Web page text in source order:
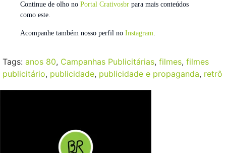
Continue de olho no Portal Crativosbr para mais conteúdos
como este.
Acompanhe também nosso perfil no Instagram
Tags: anos 80, Campanhas Publicitárias, filmes, filmes
publicitário, publicidade, publicidade e propaganda, retrô